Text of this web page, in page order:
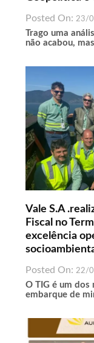
Posted On: 23/
Trago uma
não acabou,
Vale S.A
Fiscal no
excelência
Posted On: 22/
O TIG é um
embarque de